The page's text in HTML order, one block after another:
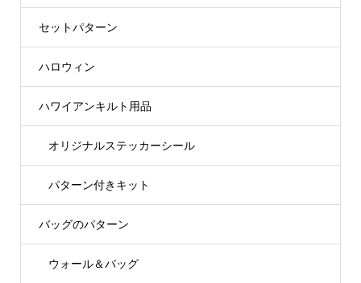
セットパターン
ハロウィン
ハワイアンキルト用品
オリジナルステッカーシール
パターン付きキット
バッグのパターン
ウォール＆バッグ